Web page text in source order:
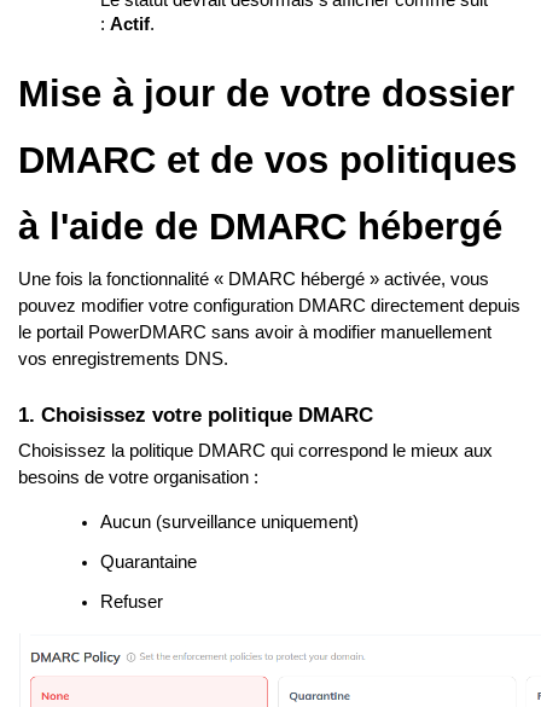
: Actif.
Mise à jour de votre dossier
DMARC et de vos politiques
à l'aide de DMARC hébergé
Une fois la fonctionnalité « DMARC hébergé » activée, vous
pouvez modifier votre configuration DMARC directement depuis
le portail PowerDMARC sans avoir à modifier manuellement
vos enregistrements DNS.
1. Choisissez votre politique DMARC
Choisissez la politique DMARC qui correspond le mieux aux
besoins de votre organisation :
Aucun (surveillance uniquement)
Quarantaine
Refuser